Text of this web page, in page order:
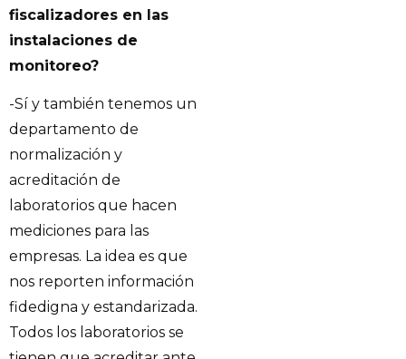
fiscalizadores en las
instalaciones de
monitoreo?
-Sí y también tenemos un
departamento de
normalización y
acreditación de
laboratorios que hacen
mediciones para las
empresas. La idea es que
nos reporten información
fidedigna y estandarizada.
Todos los laboratorios se